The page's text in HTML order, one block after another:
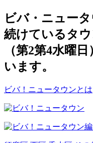
ビバ・ニュー
続けているタ
（第2第4水曜
います。
ビバ！ニュータウンとは